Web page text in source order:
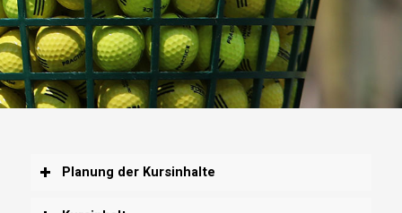
Planung der Kursinhalte